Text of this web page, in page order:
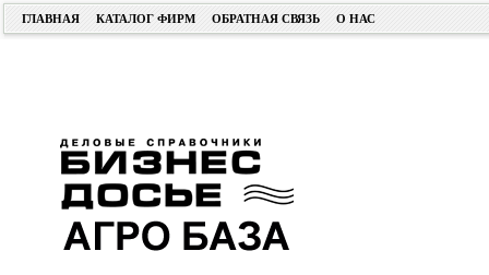
ГЛАВНАЯ КАТАЛОГ ФИРМ ОБРАТНАЯ СВЯЗЬ О НАС